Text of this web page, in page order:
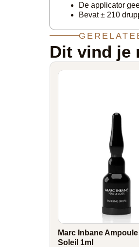
De applicator
Bevat ± 210
Dit vind je
Marc Inbane
Soleil 1ml